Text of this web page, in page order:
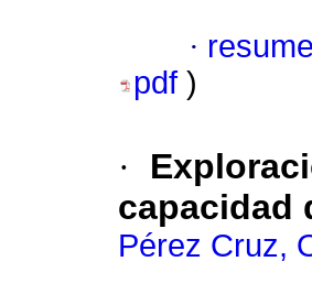
·
pdf )
·
capacidad
Pérez Cruz,